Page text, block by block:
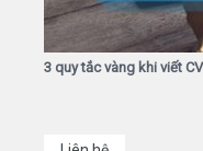
3 quy tắc vàng khi viết